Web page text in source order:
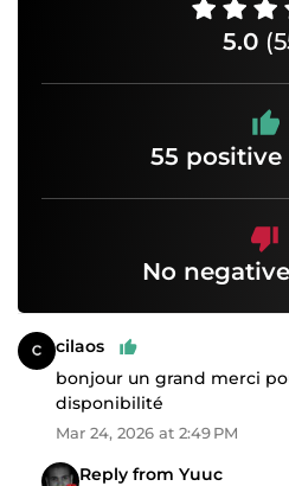
5.0
55 positive
No
cilaos
bonjour un grand merci
disponibilité
Mar 24, 2026 at 2:49 PM
Reply from Yuuc